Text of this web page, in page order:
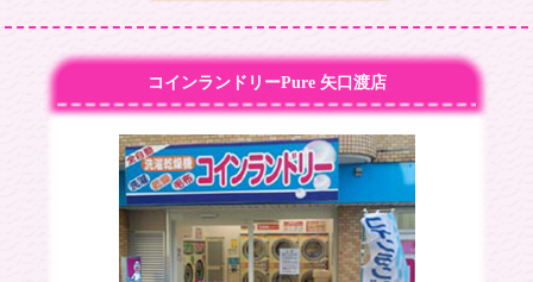
コインランドリーPure 矢口渡店